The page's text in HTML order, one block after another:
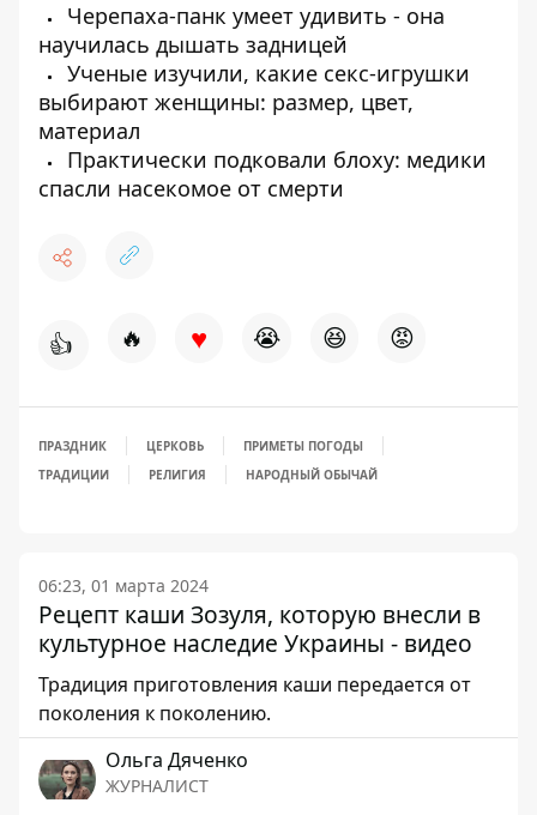
Черепаха-панк умеет удивить - она
научилась дышать задницей
Ученые изучили, какие секс-игрушки
выбирают женщины: размер, цвет,
материал
Практически подковали блоху: медики
спасли насекомое от смерти
👍 🔥 ♥ 😭 😆 😡
ПРАЗДНИК ЦЕРКОВЬ
ПРИМЕТЫ ПОГОДЫ
ТРАДИЦИИ
РЕЛИГИЯ НАРОДНЫЙ ОБЫЧАЙ
06:23, 01 марта 2024
Рецепт каши Зозуля, которую внесли в
культурное наследие Украины - видео
Традиция приготовления каши передается от
поколения к поколению.
Ольга Дяченко
ЖУРНАЛИСТ